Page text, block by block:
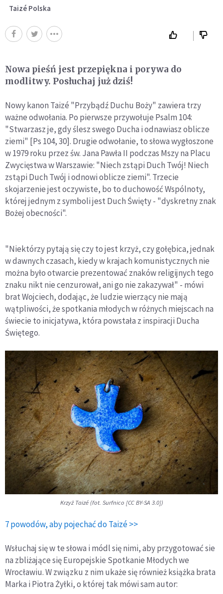
Taizé Polska
Nowa pieśń jest przepiękna i porywa do
modlitwy. Posłuchaj już dziś!
Nowy kanon Taizé "Przybądź Duchu Boży" zawiera trzy
ważne odwołania. Po pierwsze przywołuje Psalm 104:
"Stwarzasz je, gdy ślesz swego Ducha i odnawiasz oblicze
ziemi" [Ps 104, 30]. Drugie odwołanie, to słowa wygłoszone
w 1979 roku przez św. Jana Pawła II podczas Mszy na Placu
Zwycięstwa w Warszawie: "Niech zstąpi Duch Twój! Niech
zstąpi Duch Twój i odnowi oblicze ziemi". Trzecie
skojarzenie jest oczywiste, bo to duchowość Wspólnoty,
której jednym z symboli jest Duch Święty - "dyskretny znak
Bożej obecności".
"Niektórzy pytają się czy to jest krzyż, czy gołębica, jednak
w dawnych czasach, kiedy w krajach komunistycznych nie
można było otwarcie prezentować znaków religijnych tego
znaku nikt nie cenzurował, ani go nie zakazywał" - mówi
brat Wojciech, dodając, że ludzie wierzący nie mają
wątpliwości, że spotkania młodych w różnych miejscach na
świecie to inicjatywa, która powstała z inspiracji Ducha
Świętego.
Krzyż Taizé (fot. Surfnico [CC BY-SA 3.0])
7 powodów, aby pojechać do Taizé >>
Wsłuchaj się w te słowa i módl się nimi, aby przygotować sie
na zbliżające się Europejskie Spotkanie Młodych we
Wrocławiu. W związku z nim ukaże się również książka brata
Marka i Piotra Żyłki, o której tak mówi sam autor: